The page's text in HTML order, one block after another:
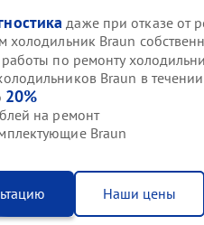
даже при отказе от
холодильник Braun
по ремонту
Braun в течении
20%
на ремонт
Braun
Наши цены